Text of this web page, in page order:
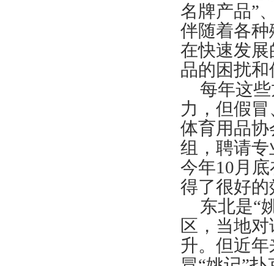
名牌产品”
伴随着各
在快速发
品的困扰和
每年这
力，但假
体育用品
组，聘请
今年10月
得了很好的
东北是“
区，当地
升。但近